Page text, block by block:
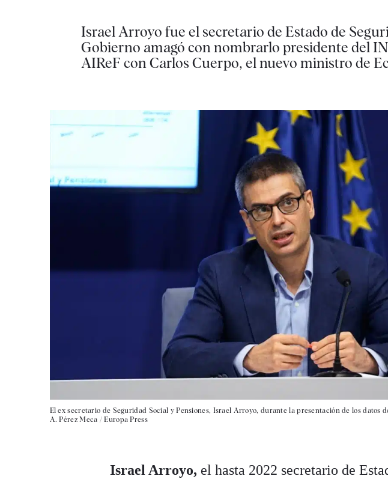
Israel Arroyo fue el secretario de Estado de
Gobierno amagó con nombrarlo presidente del
AIReF con Carlos Cuerpo, el nuevo ministro de
El ex secretario de Seguridad Social y Pensiones, Israel Arroyo, durante la presentación de los datos
A. Pérez Meca / Europa Press
Israel Arroyo, el hasta 2022 secretario de